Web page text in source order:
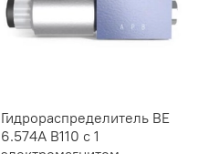
Гидрораспределитель ВЕ
6.574А В110 с 1